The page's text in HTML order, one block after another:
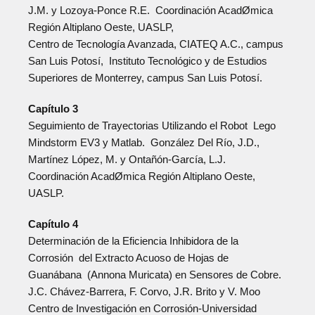
J.M. y Lozoya-Ponce R.E. Coordinación AcadØmica
Región Altiplano Oeste, UASLP,
Centro de Tecnología Avanzada, CIATEQ A.C., campus
San Luis Potosí, Instituto Tecnológico y de Estudios
Superiores de Monterrey, campus San Luis Potosí.
Capítulo 3
Seguimiento de Trayectorias Utilizando el Robot Lego
Mindstorm EV3 y Matlab. González Del Río, J.D.,
Martínez López, M. y Ontañón-García, L.J.
Coordinación AcadØmica Región Altiplano Oeste,
UASLP.
Capítulo 4
Determinación de la Eficiencia Inhibidora de la
Corrosión del Extracto Acuoso de Hojas de
Guanábana (Annona Muricata) en Sensores de Cobre.
J.C. Chávez-Barrera, F. Corvo, J.R. Brito y V. Moo
Centro de Investigación en Corrosión-Universidad